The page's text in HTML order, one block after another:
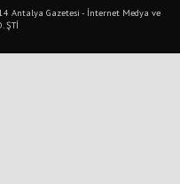
Antalya Gazetesi - İnternet Medya ve
ŞTİ